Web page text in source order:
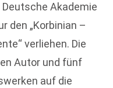
Akademie
den „Korbinian –
verliehen. Die
Autor und fünf
auf die